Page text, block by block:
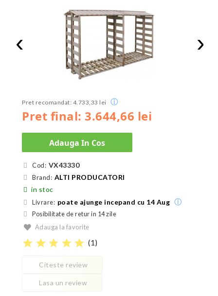
‹ ›
Pret final: 3.644,66 lei
Pret recomandat: 4.733,33 lei ⓘ
Adauga In Cos
Cod: VX43330
Brand: ALTI PRODUCATORI
in stoc
Livrare: poate ajunge incepand cu 14 Aug ⓘ
Posibilitate de retur in 14 zile
Adauga la favorite
star star star star star (1)
Citeste review
Lasa un review